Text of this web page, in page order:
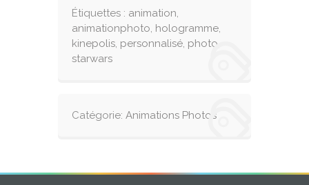
Étiquettes : animation,
animationphoto, hologramme,
kinepolis, personnalisé, photo
starwars
Catégorie: Animations Photos